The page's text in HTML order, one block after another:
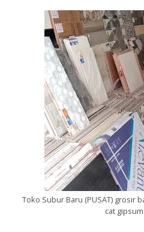
Toko Subur Baru (PUSAT) grosir
cat